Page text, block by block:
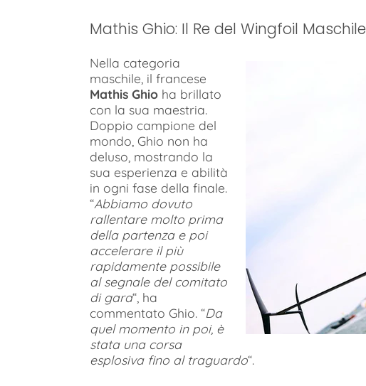
Mathis Ghio: Il Re del Wingfoil Maschile
Nella categoria
maschile, il francese
Mathis Ghio ha brillato
con la sua maestria.
Doppio campione del
mondo, Ghio non ha
deluso, mostrando la
sua esperienza e abilità
in ogni fase della finale.
“Abbiamo dovuto
rallentare molto prima
della partenza e poi
accelerare il più
rapidamente possibile
al segnale del comitato
di gara“, ha
commentato Ghio. “Da
quel momento in poi, è
stata una corsa
esplosiva fino al traguardo“.